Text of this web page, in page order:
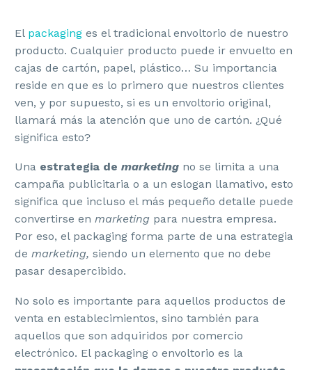
El packaging es el tradicional envoltorio de nuestro
producto. Cualquier producto puede ir envuelto en
cajas de cartón, papel, plástico… Su importancia
reside en que es lo primero que nuestros clientes
ven, y por supuesto, si es un envoltorio original,
llamará más la atención que uno de cartón. ¿Qué
significa esto?
Una estrategia de marketing no se limita a una
campaña publicitaria o a un eslogan llamativo, esto
significa que incluso el más pequeño detalle puede
convertirse en marketing para nuestra empresa.
Por eso, el packaging forma parte de una estrategia
de marketing, siendo un elemento que no debe
pasar desapercibido.
No solo es importante para aquellos productos de
venta en establecimientos, sino también para
aquellos que son adquiridos por comercio
electrónico. El packaging o envoltorio es la